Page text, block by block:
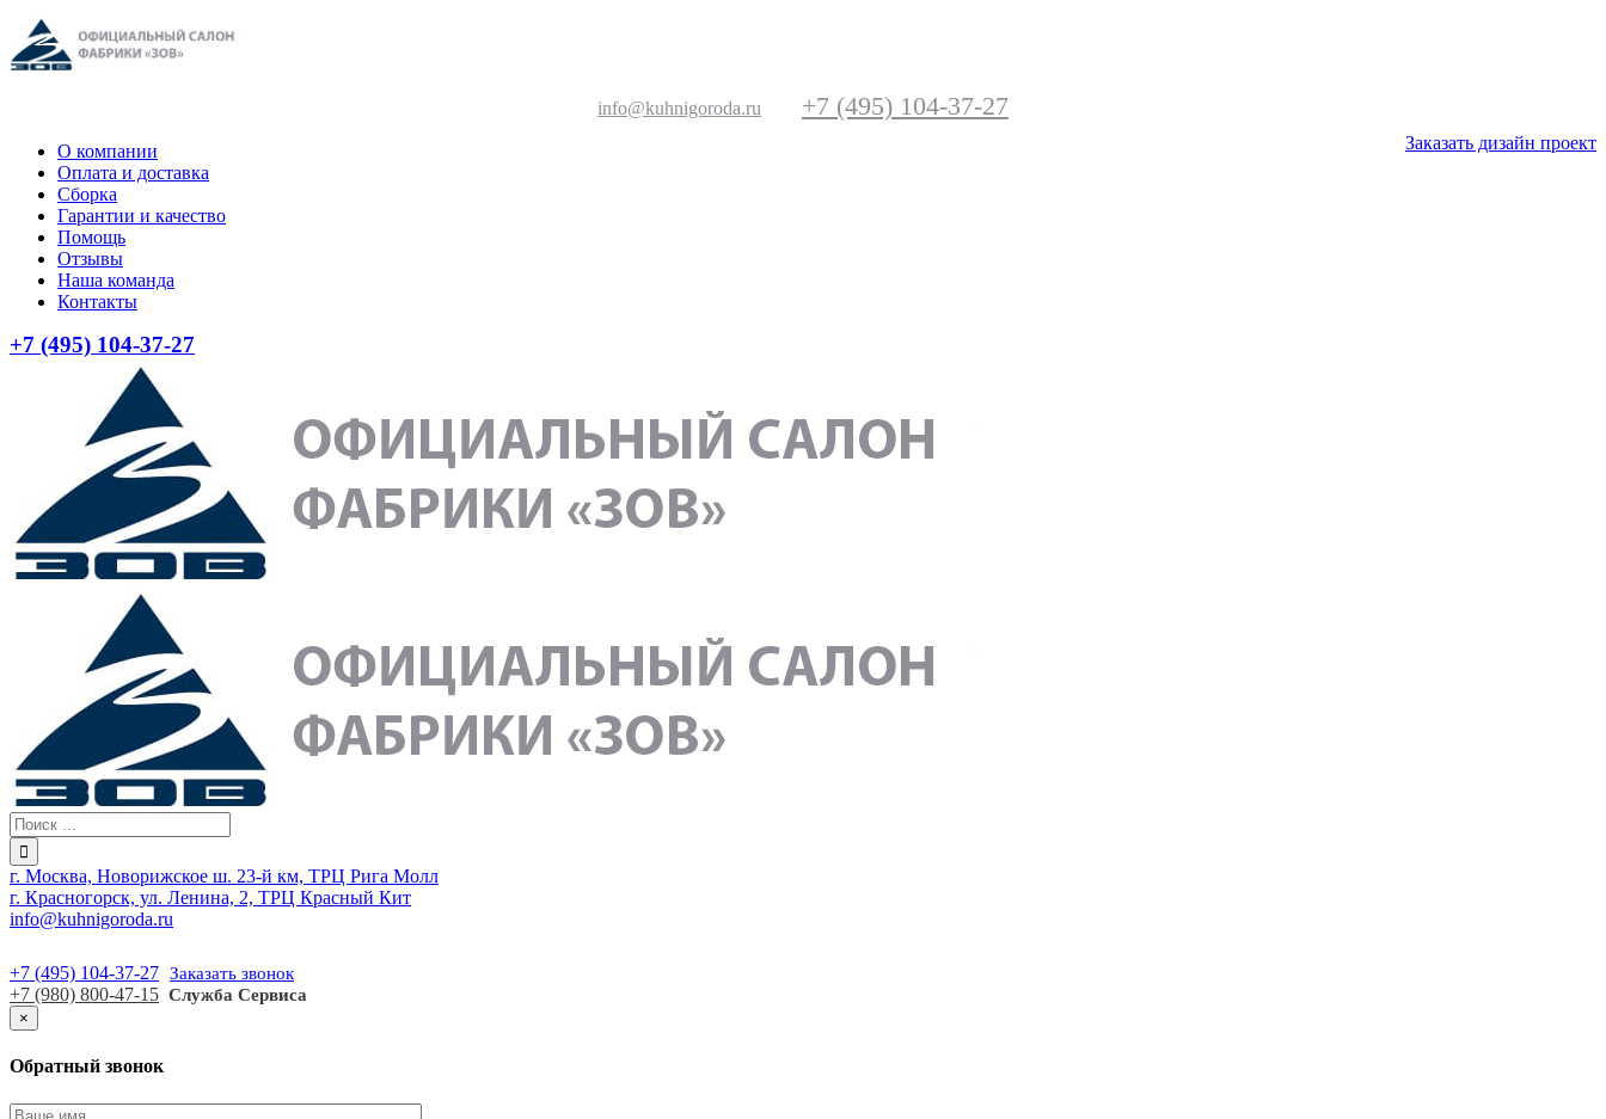
info@kuhnigoroda.ru +7 (495) 104-37-27
Заказать дизайн проект
О компании
Оплата и доставка
Сборка
Гарантии и качество
Помощь
Отзывы
Наша команда
Контакты
+7 (495) 104-37-27
г. Москва, Новорижское ш. 23-й км, ТРЦ Рига Молл
г. Красногорск, ул. Ленина, 2, ТРЦ Красный Кит
info@kuhnigoroda.ru
+7 (495) 104-37-27 Заказать звонок
+7 (980) 800-47-15 Служба Сервиса
×
Обратный звонок